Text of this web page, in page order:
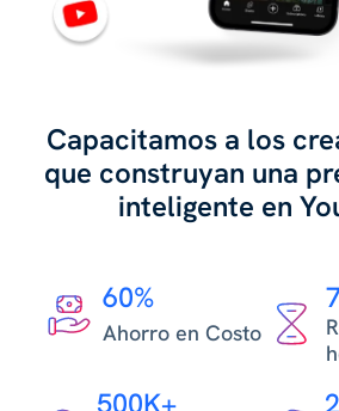
Capacitamos a los
que construyan una
inteligente en
60%
Ahorro en Costo
500K+